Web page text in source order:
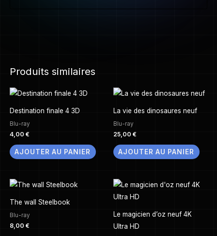
Produits similaires
Destination finale 4 3D
Blu-ray
4,00 €
AJOUTER AU PANIER
La vie des dinosaures neuf
Blu-ray
25,00 €
AJOUTER AU PANIER
The wall Steelbook
Blu-ray
8,00 €
Le magicien d’oz neuf 4K
Ultra HD